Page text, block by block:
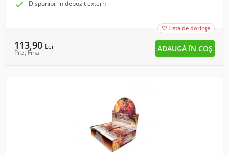
 Disponibil in depozit extern
 Lista de dorințe
113,90 Lei
Preț Final